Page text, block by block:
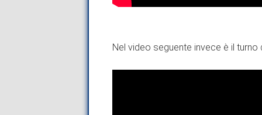
Nel video seguente invece è il turno